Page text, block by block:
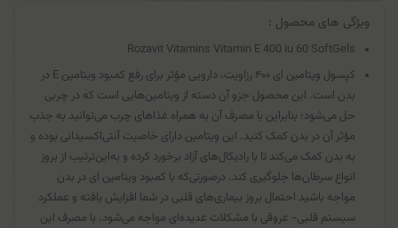
ویژگی های محصول :
Rozavit Vitamins Vitamin E 400 iu 60 SoftGels
کپسول ویتامین ای ۴۰۰ رزاویت، دارویی مؤثر برای رفع کمبود ویتامین E در
بدن است. این محصول جزو آن دسته از ویتامین‌هایی است که در چربی
حل می‌شود؛ بنابراین با مصرف آن به همراه غذاهای چرب می‌توانید به جذب
مؤثر آن در بدن کمک کنید. این ویتامین دارای خاصیت آنتی‌اکسیدانی بوده و
به بدن کمک می‌کند تا با رادیکال‌های آزاد برخورد کرده و به‌این‌ترتیب از بروز
انواع سرطان‌ها جلوگیری کند. درصورتی‌که با کمبود ویتامین ای در بدن
مواجه باشید احتمال بروز بیماری‌های قلبی در شما افزایش یافته و عملکرد
سیستم قلبی- عروقی با مشکلات عدیده‌ای مواجه می‌شود. با مصرف این